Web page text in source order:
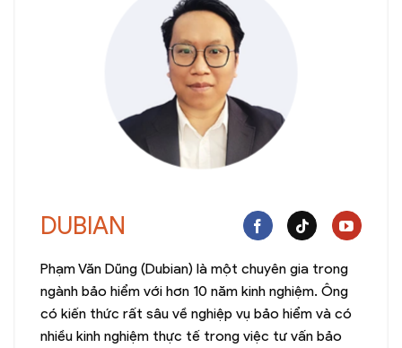
DUBIAN
Phạm Văn Dũng (Dubian) là một chuyên gia trong
ngành bảo hiểm với hơn 10 năm kinh nghiệm. Ông
có kiến thức rất sâu về nghiệp vụ bảo hiểm và có
nhiều kinh nghiệm thực tế trong việc tư vấn bảo